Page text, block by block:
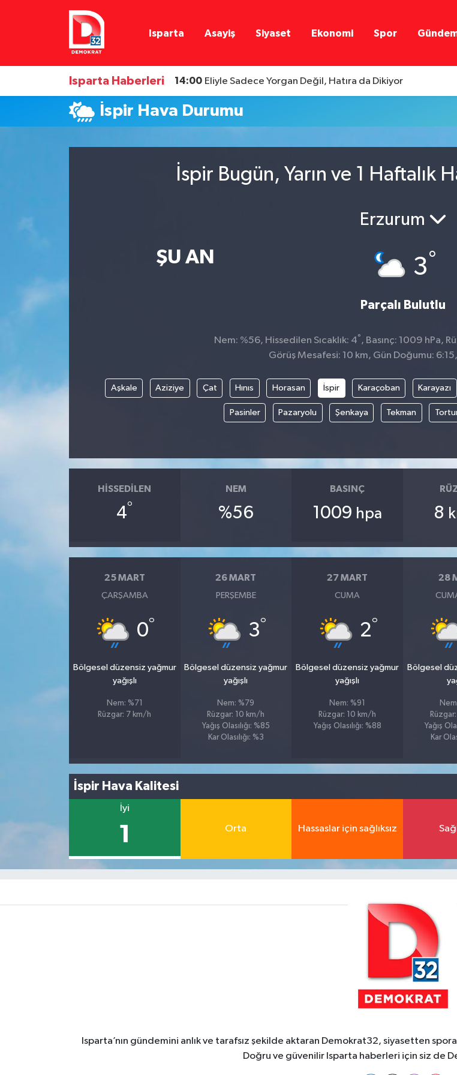
Isparta Asayiş Siyaset Ekonomi Spor
Isparta Haberleri 14:00 Eliyle Sadece Yorgan Değil, Hatıra da Dikiyor
İspir Hava Durumu
İspir Bugün, Yarın ve 1 Haftalık
ŞU AN
Erzurum
3°
Parçalı Bulutlu
Nem: %56, Hissedilen Sıcaklık: 4°, Basınç: 1009 hPa,
Görüş Mesafesi: 10 km, Gün Doğumu: 6:15,
Aşkale Aziziye Çat Hınıs Horasan İspir Karaçoban Karayazı
Pasinler Pazaryolu Şenkaya Tekman
HISSEDILEN
4°
NEM
%56
BASINÇ
1009 hpa 8
25 MART
ÇARŞAMBA
0°
Bölgesel düzensiz yağmur
yağışlı
Nem: %71
Rüzgar: 7 km/h
26 MART
PERŞEMBE
3°
Bölgesel düzensiz yağmur
yağışlı
Nem: %79
Rüzgar: 10 km/h
Yağış Olasılığı: %85
Kar Olasılığı: %3
27 MART
CUMA
2°
Bölgesel düzensiz yağmur
yağışlı
Nem: %91
Rüzgar: 10 km/h
Yağış Olasılığı: %88
28
Bölgesel
Yağış
Kar
İspir Hava Kalitesi
İyi
1 Orta Hassaslar için sağlıksız
Isparta’nın gündemini anlık ve tarafsız şekilde aktaran Demokrat32, siyasetten
Doğru ve güvenilir Isparta haberleri için siz de
Isparta Nöbetçi Eczaneler
Isparta Hava Durumu
Isparta Namaz Vakitleri
Süper Lig Puan Durumu ve Fikstür